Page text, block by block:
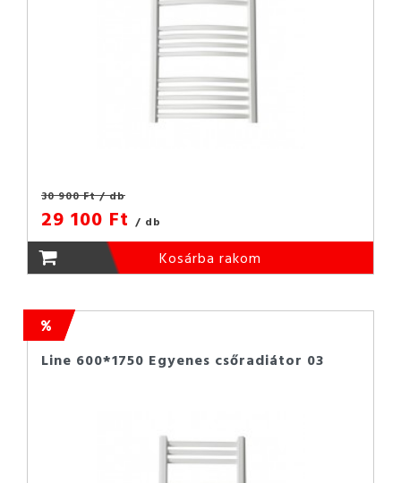
30 900 Ft/ db
29 100 Ft / db
Kosárba rakom
Line 600*1750 Egyenes csőradiátor 03